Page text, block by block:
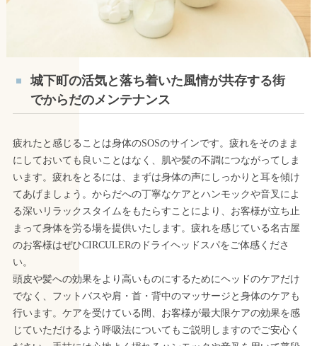
城下町の活気と落ち着いた風情が共存する街
でからだのメンテナンス
疲れたと感じることは身体のSOSのサインです。疲れをそのまま
にしておいても良いことはなく、肌や髪の不調につながってしま
います。疲れをとるには、まずは身体の声にしっかりと耳を傾け
てあげましょう。からだへの丁寧なケアとハンモックや音叉によ
る深いリラックスタイムをもたらすことにより、お客様が立ち止
まって身体を労る場を提供いたします。疲れを感じている名古屋
のお客様はぜひCIRCULERのドライヘッドスパをご体感くださ
い。
頭皮や髪への効果をより高いものにするためにヘッドのケアだけ
でなく、フットバスや肩・首・背中のマッサージと身体のケアも
行います。ケアを受けている間、お客様が最大限ケアの効果を感
じていただけるよう呼吸法についてもご説明しますのでご安心く